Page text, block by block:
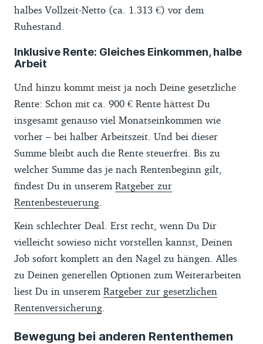
halbes Vollzeit-Netto (ca. 1.313 €) vor dem
Ruhestand.
Inklusive Rente: Gleiches Einkommen, halbe
Arbeit
Und hinzu kommt meist ja noch Deine gesetzliche
Rente: Schon mit ca. 900 € Rente hättest Du
insgesamt genauso viel Monatseinkommen wie
vorher – bei halber Arbeitszeit. Und bei dieser
Summe bleibt auch die Rente steuerfrei. Bis zu
welcher Summe das je nach Rentenbeginn gilt,
findest Du in unserem Ratgeber zur
Rentenbesteuerung
Kein schlechter Deal. Erst recht, wenn Du Dir
vielleicht sowieso nicht vorstellen kannst, Deinen
Job sofort komplett an den Nagel zu hängen. Alles
zu Deinen generellen Optionen zum Weiterarbeiten
liest Du in unserem Ratgeber zur gesetzlichen
Rentenversicherung
Bewegung bei anderen Rententhemen